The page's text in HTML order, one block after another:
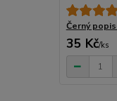
Černý
35 Kč/ks